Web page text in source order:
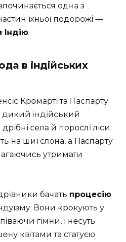
одна з
їхньої подорожі —
Індію.
в індійських
Кромарті та Паспарту
індійський
села й порослі ліси.
на шиї слона, а Паспарту
утримати
бачать процесію
Вони крокують у
гімни, і несуть
квітами та статуєю